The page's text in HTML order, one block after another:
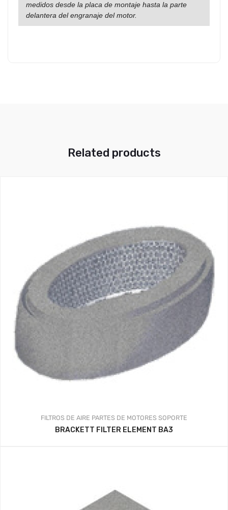
medidos desde la placa de montaje hasta la parte
delantera del engranaje del motor.
Related products
FILTROS DE AIRE PARTES DE MOTORES SOPORTE
BRACKETT FILTER ELEMENT BA3